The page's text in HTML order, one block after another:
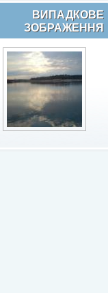
ВИПАДКОВЕ
ЗОБРАЖЕННЯ